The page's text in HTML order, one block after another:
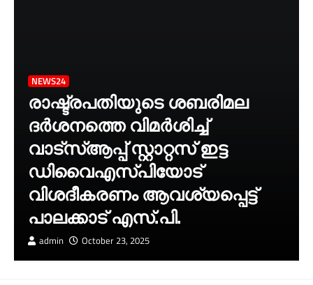
NEWS24
രാഷ്ട്രപതിയുടെ ശബരിമല
ദർശനത്തെ വിമർശിച്ച്
വാട്‌സ്ആപ്പ് സ്റ്റാറ്റസ് ഇട്ട
ഡിവൈഎസ്‌പിയോട്
വിശദീകരണം ആവശ്യപ്പെട്ട്
പാലക്കാട് എസ്.പി.
admin October 23, 2025